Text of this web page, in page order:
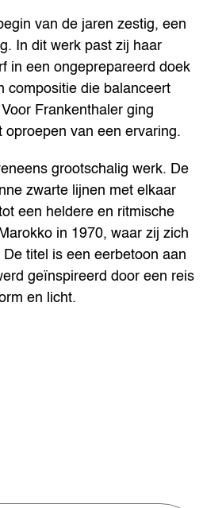
van de jaren zestig, een
In dit werk past zij haar
in een ongeprepareerd doek
compositie die balanceert
Frankenthaler ging
van een ervaring.
grootschalig werk. De
zwarte lijnen met elkaar
een heldere en ritmische
in 1970, waar zij zich
titel is een eerbetoon aan
geïnspireerd door een reis
en licht.